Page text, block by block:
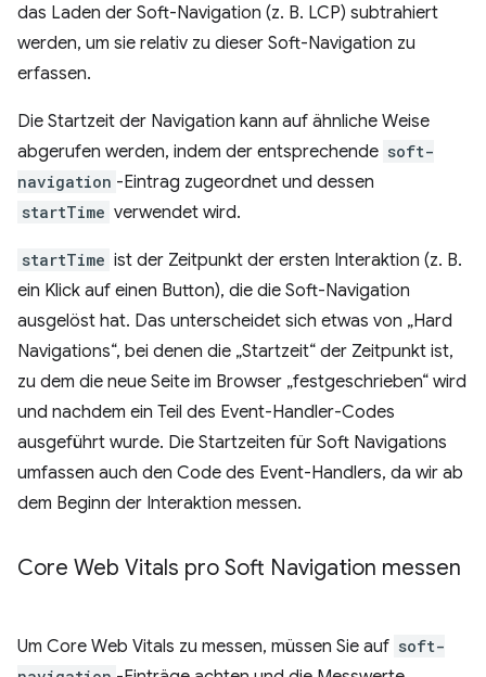
das Laden der Soft-Navigation (z. B. LCP) subtrahiert
werden, um sie relativ zu dieser Soft-Navigation zu
erfassen.
Die Startzeit der Navigation kann auf ähnliche Weise
abgerufen werden, indem der entsprechende soft-
navigation -Eintrag zugeordnet und dessen
startTime verwendet wird.
startTime ist der Zeitpunkt der ersten Interaktion (z. B.
ein Klick auf einen Button), die die Soft-Navigation
ausgelöst hat. Das unterscheidet sich etwas von „Hard
Navigations“, bei denen die „Startzeit“ der Zeitpunkt ist,
zu dem die neue Seite im Browser „festgeschrieben“ wird
und nachdem ein Teil des Event-Handler-Codes
ausgeführt wurde. Die Startzeiten für Soft Navigations
umfassen auch den Code des Event-Handlers, da wir ab
dem Beginn der Interaktion messen.
Core Web Vitals pro Soft Navigation messen
Um Core Web Vitals zu messen, müssen Sie auf soft-